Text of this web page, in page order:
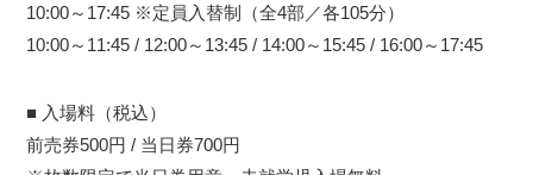
10:00～17:45 ※定員入替制（全4部／各105分）
10:00～11:45 / 12:00～13:45 / 14:00～15:45 / 16:00～17:45
■ 入場料（税込）
前売券500円 / 当日券700円